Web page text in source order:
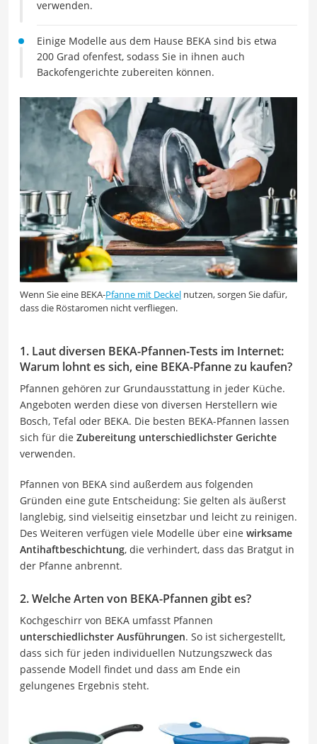
verwenden.
Einige Modelle aus dem Hause BEKA sind bis etwa
200 Grad ofenfest, sodass Sie in ihnen auch
Backofengerichte zubereiten können.
Wenn Sie eine BEKA-Pfanne mit Deckel nutzen, sorgen Sie dafür,
dass die Röstaromen nicht verfliegen.
1. Laut diversen BEKA-Pfannen-Tests im Internet:
Warum lohnt es sich, eine BEKA-Pfanne zu kaufen?
Pfannen gehören zur Grundausstattung in jeder Küche.
Angeboten werden diese von diversen Herstellern wie
Bosch, Tefal oder BEKA. Die besten BEKA-Pfannen lassen
sich für die Zubereitung unterschiedlichster Gerichte
verwenden.
Pfannen von BEKA sind außerdem aus folgenden
Gründen eine gute Entscheidung: Sie gelten als äußerst
langlebig, sind vielseitig einsetzbar und leicht zu reinigen.
Des Weiteren verfügen viele Modelle über eine wirksame
Antihaftbeschichtung, die verhindert, dass das Bratgut in
der Pfanne anbrennt.
2. Welche Arten von BEKA-Pfannen gibt es?
Kochgeschirr von BEKA umfasst Pfannen
unterschiedlichster Ausführungen. So ist sichergestellt,
dass sich für jeden individuellen Nutzungszweck das
passende Modell findet und dass am Ende ein
gelungenes Ergebnis steht.